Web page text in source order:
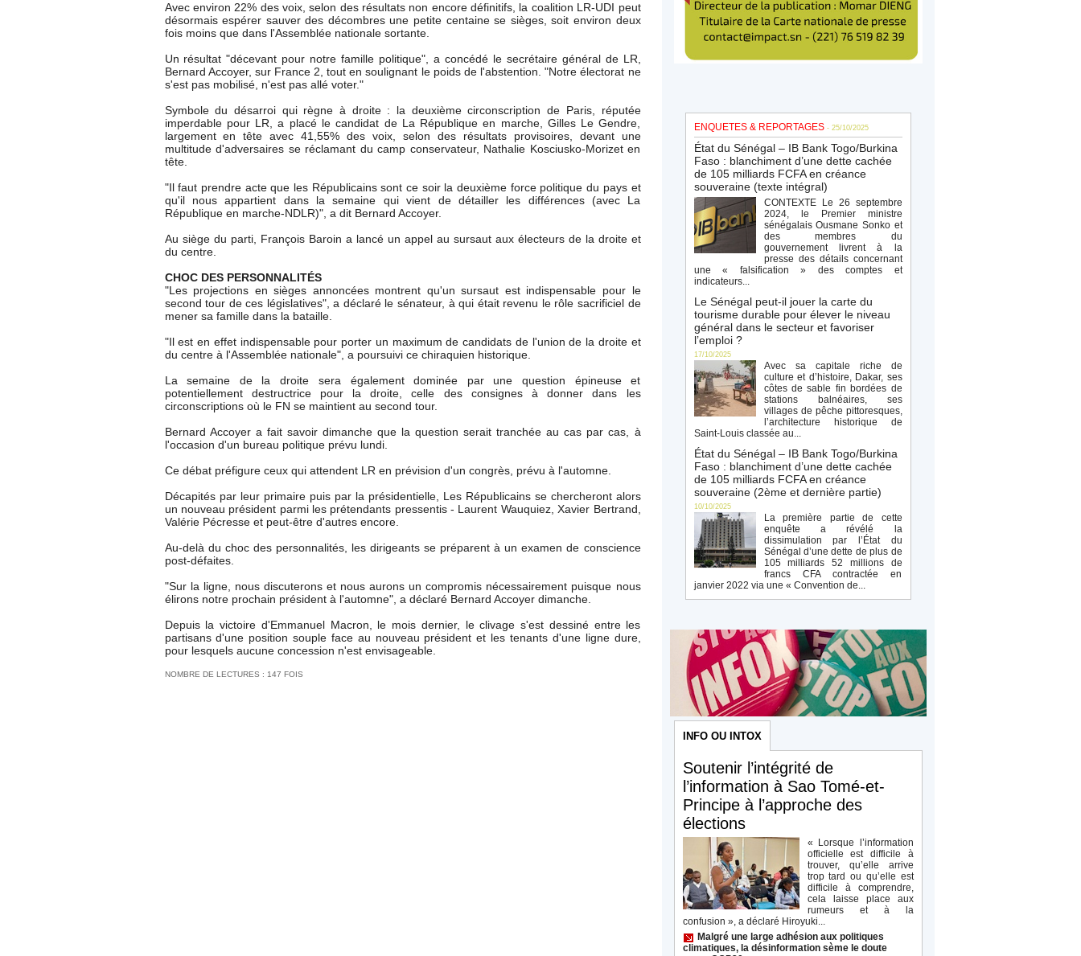
Avec environ 22% des voix, selon des résultats non encore définitifs, la coalition LR-UDI peut
désormais espérer sauver des décombres une petite centaine se sièges, soit environ deux
fois moins que dans l'Assemblée nationale sortante.
Un résultat "décevant pour notre famille politique", a concédé le secrétaire général de LR,
Bernard Accoyer, sur France 2, tout en soulignant le poids de l'abstention. "Notre électorat ne
s'est pas mobilisé, n'est pas allé voter."
Symbole du désarroi qui règne à droite : la deuxième circonscription de Paris, réputée
imperdable pour LR, a placé le candidat de La République en marche, Gilles Le Gendre,
largement en tête avec 41,55% des voix, selon des résultats provisoires, devant une
multitude d'adversaires se réclamant du camp conservateur, Nathalie Kosciusko-Morizet en
tête.
"Il faut prendre acte que les Républicains sont ce soir la deuxième force politique du pays et
qu'il nous appartient dans la semaine qui vient de détailler les différences (avec La
République en marche-NDLR)", a dit Bernard Accoyer.
Au siège du parti, François Baroin a lancé un appel au sursaut aux électeurs de la droite et
du centre.
CHOC DES PERSONNALITÉS
"Les projections en sièges annoncées montrent qu'un sursaut est indispensable pour le
second tour de ces législatives", a déclaré le sénateur, à qui était revenu le rôle sacrificiel de
mener sa famille dans la bataille.
"Il est en effet indispensable pour porter un maximum de candidats de l'union de la droite et
du centre à l'Assemblée nationale", a poursuivi ce chiraquien historique.
La semaine de la droite sera également dominée par une question épineuse et
potentiellement destructrice pour la droite, celle des consignes à donner dans les
circonscriptions où le FN se maintient au second tour.
Bernard Accoyer a fait savoir dimanche que la question serait tranchée au cas par cas, à
l'occasion d'un bureau politique prévu lundi.
Ce débat préfigure ceux qui attendent LR en prévision d'un congrès, prévu à l'automne.
Décapités par leur primaire puis par la présidentielle, Les Républicains se chercheront alors
un nouveau président parmi les prétendants pressentis - Laurent Wauquiez, Xavier Bertrand,
Valérie Pécresse et peut-être d'autres encore.
Au-delà du choc des personnalités, les dirigeants se préparent à un examen de conscience
post-défaites.
"Sur la ligne, nous discuterons et nous aurons un compromis nécessairement puisque nous
élirons notre prochain président à l'automne", a déclaré Bernard Accoyer dimanche.
Depuis la victoire d'Emmanuel Macron, le mois dernier, le clivage s'est dessiné entre les
partisans d'une position souple face au nouveau président et les tenants d'une ligne dure,
pour lesquels aucune concession n'est envisageable.
NOMBRE DE LECTURES : 147 FOIS
ENQUETES & REPORTAGES - 25/10/2025
État du Sénégal – IB Bank Togo/Burkina
Faso : blanchiment d’une dette cachée
de 105 milliards FCFA en créance
souveraine (texte intégral)
CONTEXTE Le 26 septembre
2024, le Premier ministre
sénégalais Ousmane Sonko et
des membres du
gouvernement livrent à la
presse des détails concernant
une « falsification » des comptes et
indicateurs...
Le Sénégal peut-il jouer la carte du
tourisme durable pour élever le niveau
général dans le secteur et favoriser
l’emploi ?
17/10/2025
Avec sa capitale riche de
culture et d’histoire, Dakar, ses
côtes de sable fin bordées de
stations balnéaires, ses
villages de pêche pittoresques,
l’architecture historique de
Saint-Louis classée au...
État du Sénégal – IB Bank Togo/Burkina
Faso : blanchiment d’une dette cachée
de 105 milliards FCFA en créance
souveraine (2ème et dernière partie)
10/10/2025
La première partie de cette
enquête a révélé la
dissimulation par l’État du
Sénégal d’une dette de plus de
105 milliards 52 millions de
francs CFA contractée en
janvier 2022 via une « Convention de...
INFO OU INTOX
Soutenir l’intégrité de
l’information à Sao Tomé-et-
Principe à l’approche des
élections
« Lorsque l’information
officielle est difficile à
trouver, qu’elle arrive
trop tard ou qu’elle est
difficile à comprendre,
cela laisse place aux
rumeurs et à la
confusion », a déclaré Hiroyuki...
Malgré une large adhésion aux politiques
climatiques, la désinformation sème le doute